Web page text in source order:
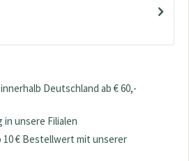
Deutschland ab € 60,-
unsere Filialen
€ Bestellwert mit unserer